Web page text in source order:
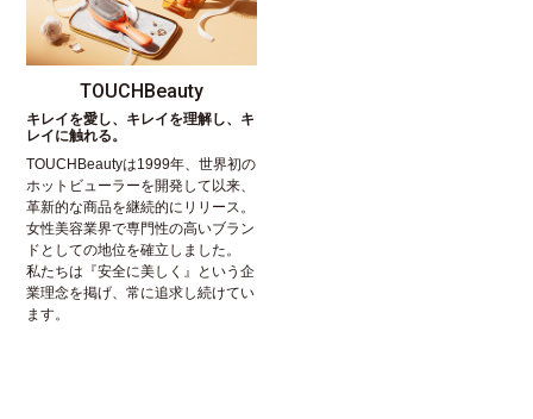
TOUCHBeauty
キレイを愛し、キレイを理解し、キ
レイに触れる。
TOUCHBeautyは1999年、世界初の
ホットビューラーを開発して以来、
革新的な商品を継続的にリリース。
女性美容業界で専門性の高いブラン
ドとしての地位を確立しました。
私たちは『安全に美しく』という企
業理念を掲げ、常に追求し続けてい
ます。